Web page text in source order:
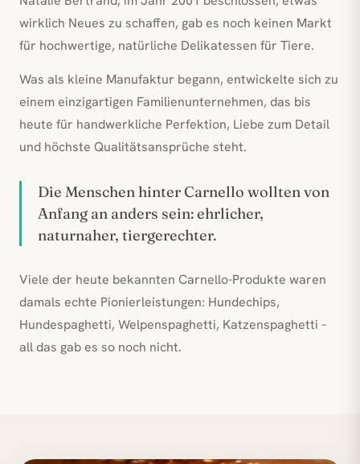
wirklich Neues zu schaffen, gab es noch keinen Markt
für hochwertige, natürliche Delikatessen für Tiere.
Was als kleine Manufaktur begann, entwickelte sich zu
einem einzigartigen Familienunternehmen, das bis
heute für handwerkliche Perfektion, Liebe zum Detail
und höchste Qualitätsansprüche steht.
Die Menschen hinter Carnello wollten von
Anfang an anders sein: ehrlicher,
naturnaher, tiergerechter.
Viele der heute bekannten Carnello-Produkte waren
damals echte Pionierleistungen: Hundechips,
Hundespaghetti, Welpenspaghetti, Katzenspaghetti –
all das gab es so noch nicht.